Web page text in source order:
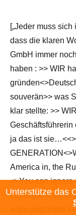
[„Jeder muss
dass die klaren
GmbH immer
haben : >> WIR
souverän>> was
klar stellte: >>
ja das ist
America in, the
<>You can ignore
consequences of
wahr geglaubte
Unterstütze das